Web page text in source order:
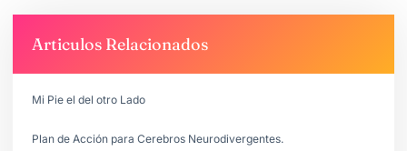
Articulos Relacionados
Mi Pie el del otro Lado
Plan de Acción para Cerebros Neurodivergentes.